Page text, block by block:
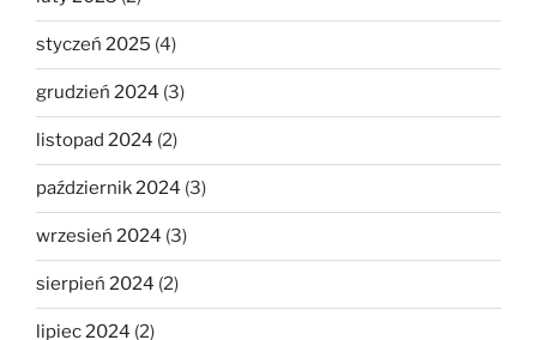
styczeń 2025 (4)
grudzień 2024 (3)
listopad 2024 (2)
październik 2024 (3)
wrzesień 2024 (3)
sierpień 2024 (2)
lipiec 2024 (2)